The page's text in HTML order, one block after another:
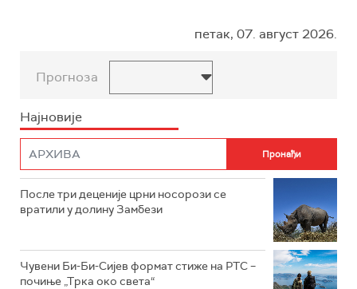
петак, 07. август 2026.
Прогноза
Најновије
После три деценије црни носорози се
вратили у долину Замбези
Чувени Би-Би-Сијев формат стиже на РТС –
почиње „Трка око света“